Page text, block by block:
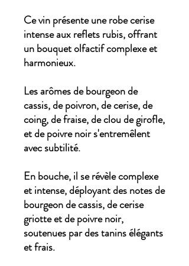
Ce vin présente une robe cerise
intense aux reflets rubis, offrant
un bouquet olfactif complexe et
harmonieux.
Les arômes de bourgeon de
cassis, de poivron, de cerise, de
coing, de fraise, de clou de girofle,
et de poivre noir s'entremêlent
avec subtilité.
En bouche, il se révèle complexe
et intense, déployant des notes de
bourgeon de cassis, de cerise
griotte et de poivre noir,
soutenues par des tanins élégants
et frais.